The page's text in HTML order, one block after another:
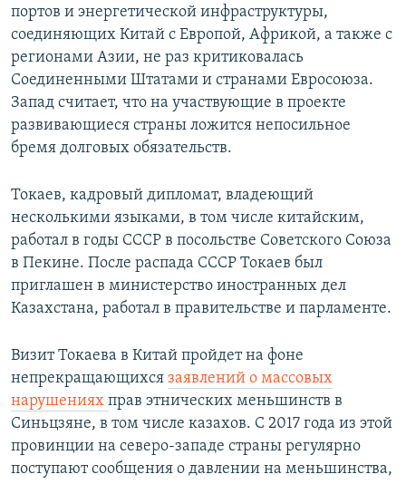
портов и энергетической инфраструктуры,
соединяющих Китай с Европой, Африкой, а также с
регионами Азии, не раз критиковалась
Соединенными Штатами и странами Евросоюза.
Запад считает, что на участвующие в проекте
развивающиеся страны ложится непосильное
бремя долговых обязательств.
Токаев, кадровый дипломат, владеющий
несколькими языками, в том числе китайским,
работал в годы СССР в посольстве Советского Союза
в Пекине. После распада СССР Токаев был
приглашен в министерство иностранных дел
Казахстана, работал в правительстве и парламенте.
Визит Токаева в Китай пройдет на фоне
непрекращающихся заявлений о массовых
нарушениях прав этнических меньшинств в
Синьцзяне, в том числе казахов. С 2017 года из этой
провинции на северо-западе страны регулярно
поступают сообщения о давлении на меньшинства,